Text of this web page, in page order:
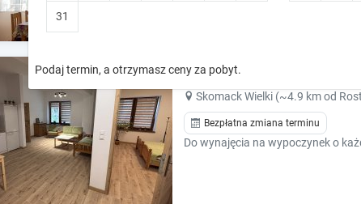
e
y
t
o
i
n
t
e
e
y
t
o
i
31
Podaj termin, a otrzymasz ceny za pobyt.Między Jeziorami -
Skomack Wielki (~4.9 km od
Bezpłatna zmiana terminu